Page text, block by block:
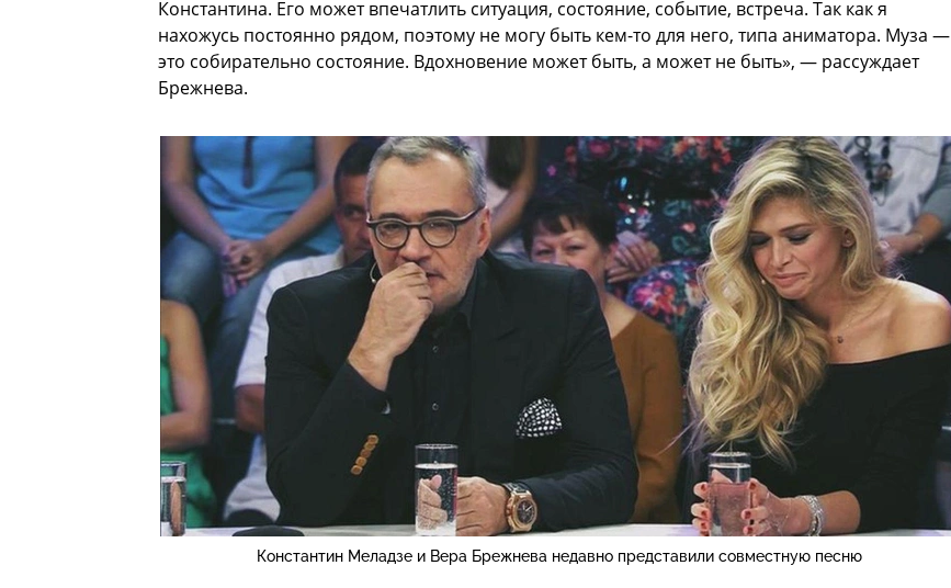
Константина. Его может впечатлить ситуация, состояние, событие, встреча. Так как я
нахожусь постоянно рядом, поэтому не могу быть кем-то для него, типа аниматора. Муза —
это собирательно состояние. Вдохновение может быть, а может не быть», — рассуждает
Брежнева.
Константин Меладзе и Вера Брежнева недавно представили совместную песню